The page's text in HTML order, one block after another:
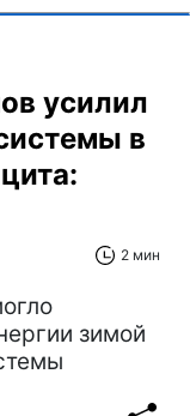
усилил
в
2 мин
зимой